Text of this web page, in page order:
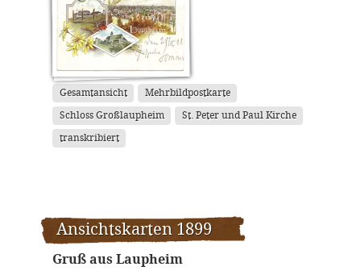
Gesamtansicht Mehrbildpostkarte
Schloss Großlaupheim St. Peter und Paul Kirche
transkribiert
Ansichtskarten 1899
Gruß aus Laupheim